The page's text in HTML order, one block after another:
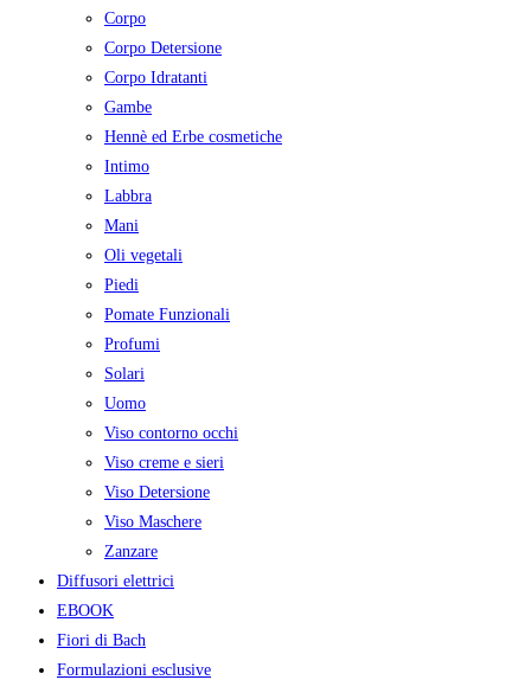
Corpo
Corpo Detersione
Corpo Idratanti
Gambe
Hennè ed Erbe cosmetiche
Intimo
Labbra
Mani
Oli vegetali
Piedi
Pomate Funzionali
Profumi
Solari
Uomo
Viso contorno occhi
Viso creme e sieri
Viso Detersione
Viso Maschere
Zanzare
Diffusori elettrici
EBOOK
Fiori di Bach
Formulazioni esclusive